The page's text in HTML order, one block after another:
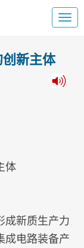
新主体
体
成新质生产力
成电路装备产